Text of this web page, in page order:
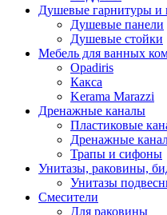
Душевые гарнитуры и
Душевые панели
Душевые стойки
Мебель для ванных
Opadiris
Какса
Kerama Marazzi
Дренажные каналы
Пластиковые
Дренажные
Трапы и сифоны
Унитазы, раковины,
Унитазы
Смесители
Для раковины